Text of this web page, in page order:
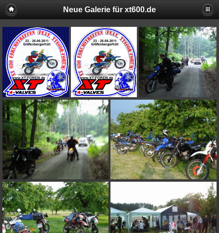
Neue Galerie für xt600.de